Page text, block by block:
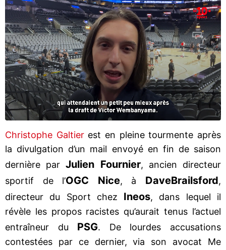
Christophe Galtierest en pleine tourmente après
la divulgation d’un mail envoyé en fin de saison
dernière parJulien Fournier, ancien directeur
sportif de l’OGC Nice, à DaveBrailsford,
directeur du Sport chez Ineos, dans lequel il
révèle les propos racistes qu’aurait tenus l’actuel
entraîneur du PSG. De lourdes accusations
contestées par ce dernier, via son avocat Me